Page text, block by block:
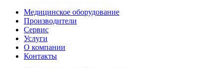
Медицинское оборудование
Производители
Сервис
Услуги
О компании
Контакты